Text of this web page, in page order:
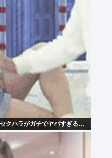
クハラがガチでヤバすぎる…